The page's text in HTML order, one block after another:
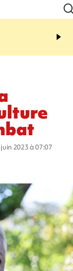
l'Asie, mort d'une
2023 à 07:07